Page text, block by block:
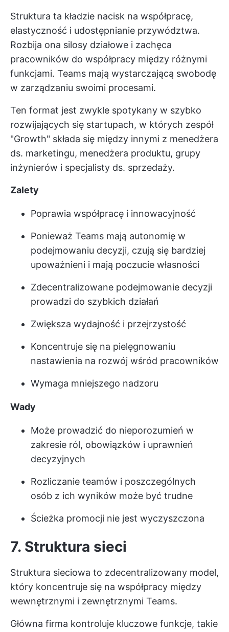
Struktura ta kładzie nacisk na współpracę,
elastyczność i udostępnianie przywództwa.
Rozbija ona silosy działowe i zachęca
pracowników do współpracy między różnymi
funkcjami. Teams mają wystarczającą swobodę
w zarządzaniu swoimi procesami.
Ten format jest zwykle spotykany w szybko
rozwijających się startupach, w których zespół
"Growth" składa się między innymi z menedżera
ds. marketingu, menedżera produktu, grupy
inżynierów i specjalisty ds. sprzedaży.
Zalety
Poprawia współpracę i innowacyjność
Ponieważ Teams mają autonomię w
podejmowaniu decyzji, czują się bardziej
upoważnieni i mają poczucie własności
Zdecentralizowane podejmowanie decyzji
prowadzi do szybkich działań
Zwiększa wydajność i przejrzystość
Koncentruje się na pielęgnowaniu
nastawienia na rozwój wśród pracowników
Wymaga mniejszego nadzoru
Wady
Może prowadzić do nieporozumień w
zakresie ról, obowiązków i uprawnień
decyzyjnych
Rozliczanie teamów i poszczególnych
osób z ich wyników może być trudne
Ścieżka promocji nie jest wyczyszczona
7. Struktura sieci
Struktura sieciowa to zdecentralizowany model,
który koncentruje się na współpracy między
wewnętrznymi i zewnętrznymi Teams.
Główna firma kontroluje kluczowe funkcje, takie